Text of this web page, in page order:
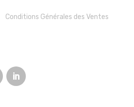
Conditions Générales des Ventes